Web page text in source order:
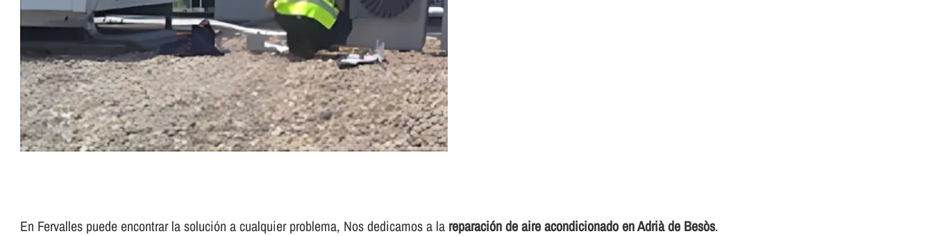
En Fervalles puede encontrar la solución a cualquier problema, Nos dedicamos a la reparación de aire acondicionado en Adrià de Besòs.